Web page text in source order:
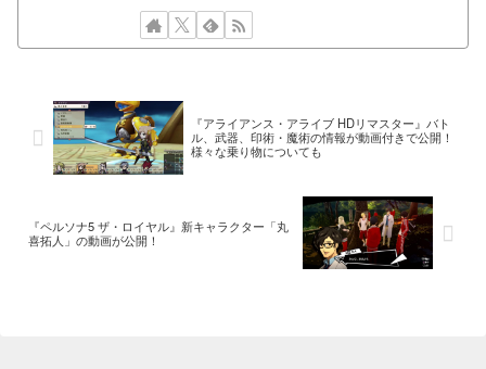
『アライアンス・アライブ HDリマスター』バト
ル、武器、印術・魔術の情報が動画付きで公開！
様々な乗り物についても
『ペルソナ5 ザ・ロイヤル』新キャラクター「丸
喜拓人」の動画が公開！